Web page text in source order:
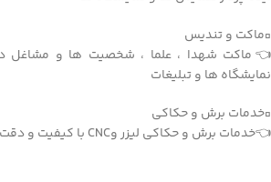
▫️ماکت و تندیس
👈ماکت شهدا ، علما ، شخصیت ها و مشاغل
نمایشگاه ها و تبلیغات
▫️خدمات برش و حکاکی
👈خدمات برش و حکاکی لیزر وCNC با کیفیت و دقت بالا